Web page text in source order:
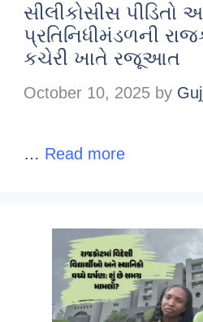
સીલીકોસીસ પીડિતો
પ્રતિનિધીમંડળની
કચેરી ખાતે રજૂઆત
October 10, 2025 by
… Read more